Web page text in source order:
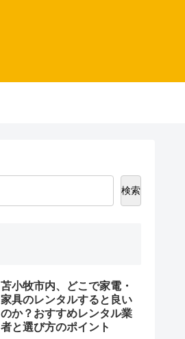
検索
苫小牧市内、どこで家電・
家具のレンタルすると良い
のか？おすすめレンタル業
者と選び方のポイント